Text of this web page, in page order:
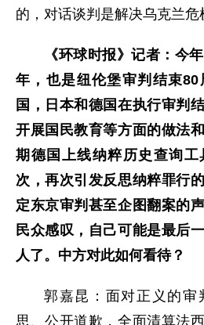
的，对话谈判是解决乌克兰危
《环球时报》记者：今
年，也是纽伦堡审判结束
国，日本和德国在执行审判
开展国民教育等方面的做法
期德国上线纳粹历史查询
次，再次引发反思纳粹罪行
定东京审判甚至企图翻案的
民众感叹，自己可能是最后
人了。中方对此如何看待？
郭嘉昆：面对正义的审
思、公开道歉，全面清算法